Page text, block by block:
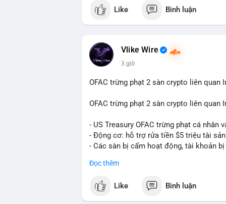
Like Bình luận
Vlike Wire
3 giờ
OFAC trừng phạt 2 sàn crypto liên quan
OFAC trừng phạt 2 sàn crypto liên quan
- US Treasury OFAC trừng phạt cá nhân
- Động cơ: hỗ trợ rửa tiền $5 triệu tài
- Các sàn bị cấm hoạt động, tài khoản bị
$btc $eth
Đọc thêm
Like Bình luận